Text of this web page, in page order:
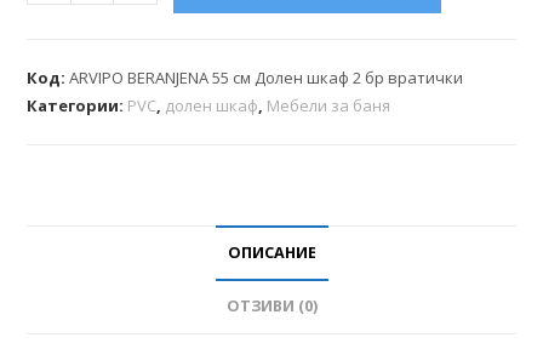
Код:ARVIPO BERANJENA 55 см Долен шкаф 2 бр вратички
Категории: PVC, долен шкаф, Мебели за баня
ОПИСАНИЕ
ОТЗИВИ (0)